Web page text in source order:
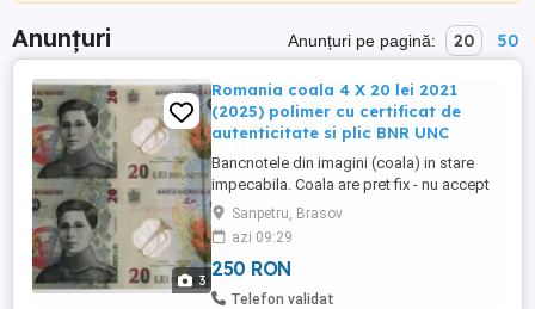
Anunțuri Anunțuri pe pagină: 20 50
3
Romania coala 4 X 20 lei 2021
(2025) polimer cu certificat de
autenticitate si plic BNR UNC
Bancnotele din imagini (coala) in stare
impecabila. Coala are pret fix - nu accept
oferte sub acest pret. Nu fac schimburi.
Predarea personala in Sanpetru sau
Brasov Coresi Mall. Nu trimit in tara la
nimeni cu plata ramburs. Pentru detalii rog
sa fiu sunat la numarul afisat. Colile
Sanpetru, Brasov
azi 09:29
250 RON
Telefon validat